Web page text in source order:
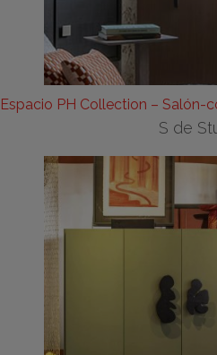
Espacio PH Collection – Salón-
S de